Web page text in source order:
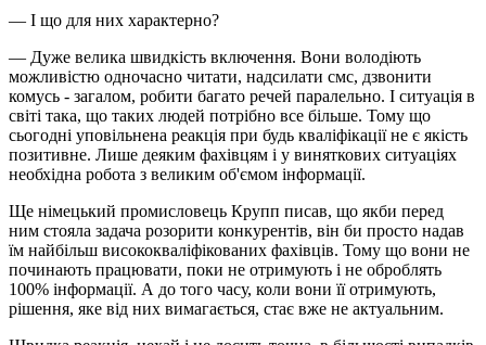
— І що для них характерно?
— Дуже велика швидкість включення. Вони володіють
можливістю одночасно читати, надсилати смс, дзвонити
комусь - загалом, робити багато речей паралельно. І ситуація в
світі така, що таких людей потрібно все більше. Тому що
сьогодні уповільнена реакція при будь кваліфікації не є якість
позитивне. Лише деяким фахівцям і у виняткових ситуаціях
необхідна робота з великим об'ємом інформації.
Ще німецький промисловець Крупп писав, що якби перед
ним стояла задача розорити конкурентів, він би просто надав
їм найбільш висококваліфікованих фахівців. Тому що вони не
починають працювати, поки не отримують і не оброблять
100% інформації. А до того часу, коли вони її отримують,
рішення, яке від них вимагається, стає вже не актуальним.